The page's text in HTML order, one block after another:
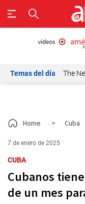
Temas del día The
Home > Cuba
7 de enero de 2025
CUBA
Cubanos
de un mes